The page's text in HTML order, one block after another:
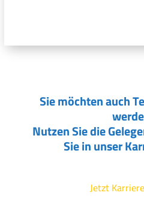
Sie möchten auch
Nutzen Sie die
Sie in unser
Jetzt